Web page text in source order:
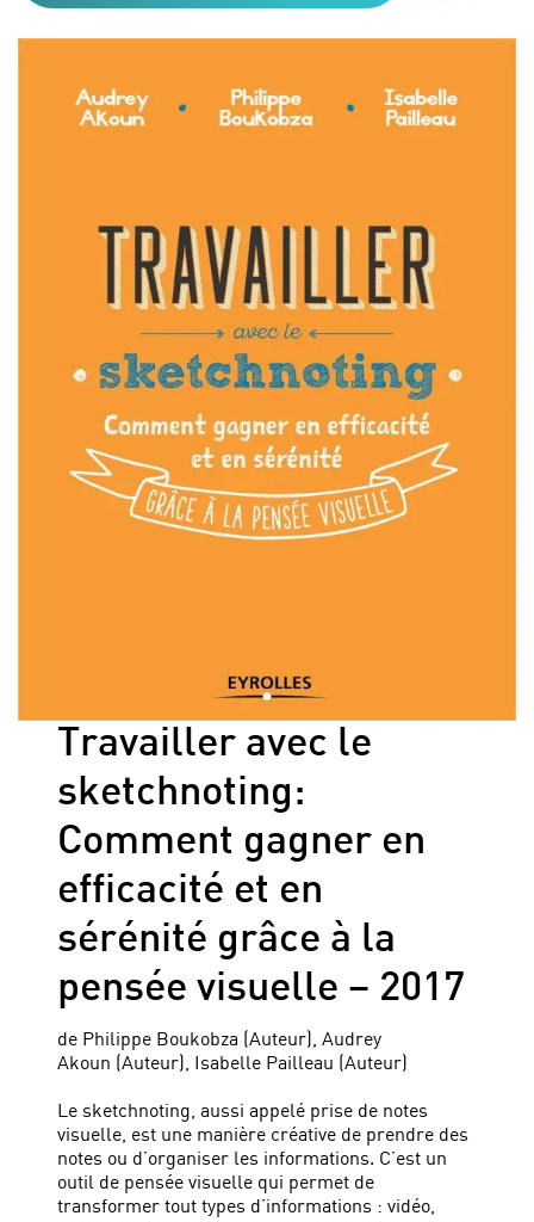
Travailler avec le
sketchnoting:
Comment gagner en
efficacité et en
sérénité grâce à la
pensée visuelle – 2017
de Philippe Boukobza (Auteur), Audrey
Akoun (Auteur), Isabelle Pailleau (Auteur)
Le sketchnoting, aussi appelé prise de notes
visuelle, est une manière créative de prendre des
notes ou d’organiser les informations. C’est un
outil de pensée visuelle qui permet de
transformer tout types d’informations : vidéo,